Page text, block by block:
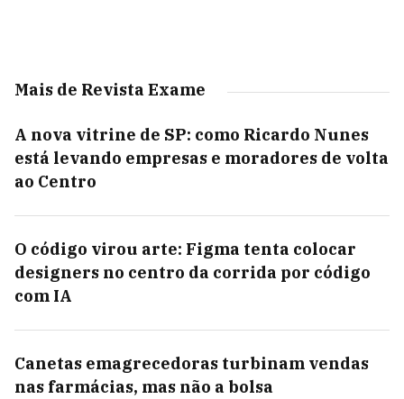
Mais de Revista Exame
A nova vitrine de SP: como Ricardo Nunes
está levando empresas e moradores de volta
ao Centro
O código virou arte: Figma tenta colocar
designers no centro da corrida por código
com IA
Canetas emagrecedoras turbinam vendas
nas farmácias, mas não a bolsa